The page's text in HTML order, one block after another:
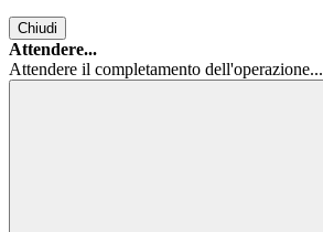
Chiudi
Attendere...
Attendere il completamento dell'operazione...